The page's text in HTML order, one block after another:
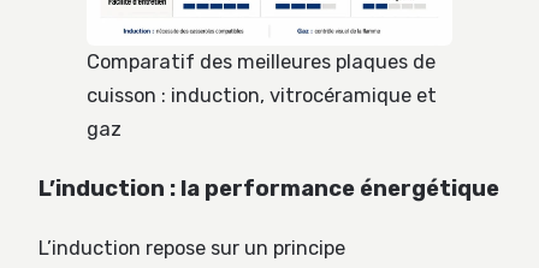
Comparatif des meilleures plaques de
cuisson : induction, vitrocéramique et
gaz
L’induction : la performance énergétique
L’induction repose sur un principe